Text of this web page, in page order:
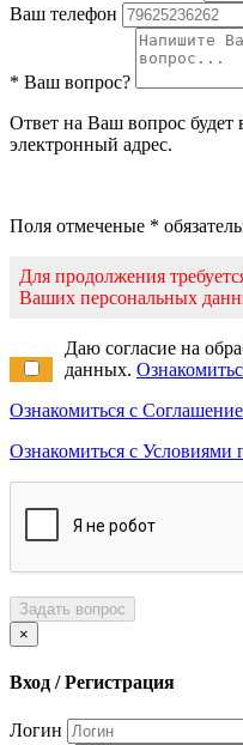
Ваш телефон
* Ваш вопрос?
Ответ на Ваш вопрос
электронный адрес.
Поля отмеченые *
Для продолжения
Ваших персональных
Даю согласие на
данных.
Ознакомиться с
Ознакомиться с Условиями
Задать вопрос
×
Вход / Регистрация
Логин